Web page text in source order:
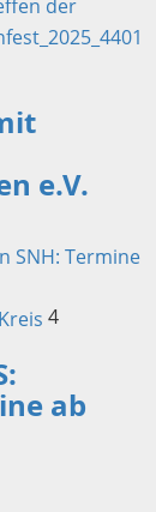
der
e.V.
SNH: Termine
4
ab